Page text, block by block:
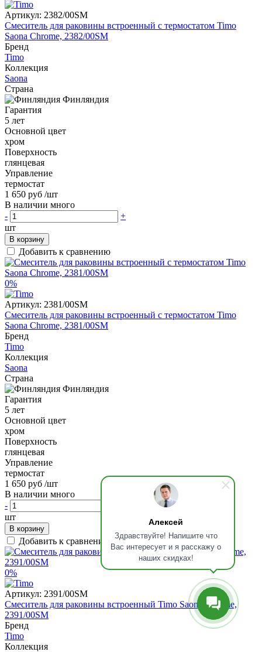
Алексей
Здравствуйте! Напишите что
Вас интересует и я расскажу о
наших скидках!
Артикул: 2382/00SM
Смеситель для раковины встроенный с термостатом Timo
Saona Chrome, 2382/00SM
Бренд
Timo
Коллекция
Saona
Страна
Финляндия
Гарантия
5 лет
Основной цвет
хром
Поверхность
глянцевая
Управление
термостат
1 650 руб /шт
В наличии много
-
+
шт
В корзину
Добавить к сравнению
0%
Артикул: 2381/00SM
Смеситель для раковины встроенный с термостатом Timo
Saona Chrome, 2381/00SM
Бренд
Timo
Коллекция
Saona
Страна
Финляндия
Гарантия
5 лет
Основной цвет
хром
Поверхность
глянцевая
Управление
термостат
1 650 руб /шт
В наличии много
-
шт
В корзину
Добавить к сравнению
0%
Артикул: 2391/00SM
Смеситель для раковины встроенный Timo Saona Chrome,
2391/00SM
Бренд
Timo
Коллекция